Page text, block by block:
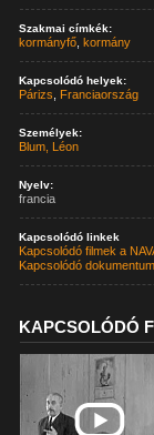
Szakmai címkék:
kormányfő ,kormány
Kapcsolódó helyek:
Párizs Franciaország
Személyek:
Blum, Léon
Nyelv:
francia
Kapcsolódó linkek
Kapcsolódó filmek a
Kapcsolódó
KAPCSOLÓDÓ